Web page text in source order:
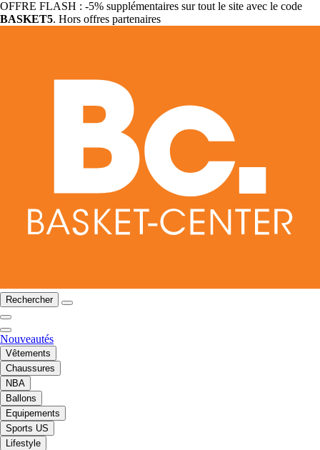
OFFRE FLASH : -5% supplémentaires sur tout le site avec le code
BASKET5. Hors offres partenaires
Rechercher
Nouveautés
Vêtements
Chaussures
NBA
Ballons
Equipements
Sports US
Lifestyle